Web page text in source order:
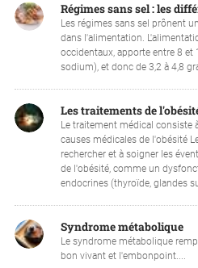
Régimes sans sel : les
Les régimes sans sel prônent
dans l'alimentation.
occidentaux, apporte entre 8
sodium), et donc de 3,2 à 4,8
Les traitements de
Le traitement médical consiste
causes médicales de l'obésité
rechercher et à soigner les
de l'obésité, comme un
endocrines (thyroïde, glandes
Syndrome métabolique
Le syndrome métabolique
bon vivant et l'embonpoint....